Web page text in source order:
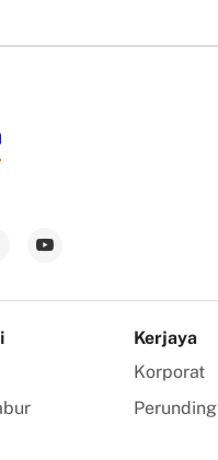
Kerjaya
Korporat